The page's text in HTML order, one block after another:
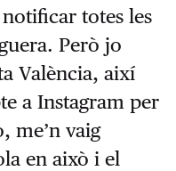
totes les
Però jo
València, així
a Instagram per
me’n vaig
en això i el